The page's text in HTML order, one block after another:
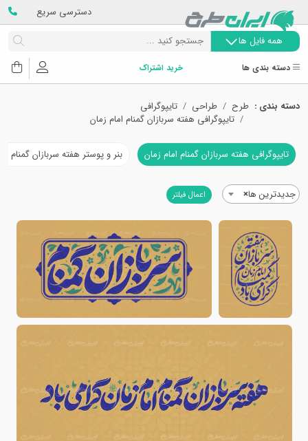
دسترسی سریع
همه فایل ها
دسته بندی ها خرید اشتراک
دسته بندی : طرح طراحی
تایپوگرافی
تایپوگرافی هفته سربازان گمنام امام زمان
تایپوگرافی هفته سربازان گمنام امام زمان بنر و پوستر هفته سربازان گمنام
×جدیدترین ها اعمال فیلتر